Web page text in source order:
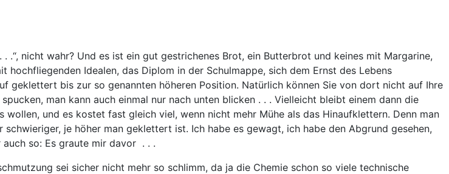
.“, nicht wahr? Und es ist ein gut gestrichenes Brot, ein Butterbrot und keines mit Margarine,
Idealen, das Diplom in der Schulmappe, sich dem Ernst des Lebens
geklettert bis zur so genannten höheren Position. Natürlich können Sie von dort nicht auf Ihre
man kann auch einmal nur nach unten blicken . . . Vielleicht bleibt einem dann die
und es kostet fast gleich viel, wenn nicht mehr Mühe als das Hinaufklettern. Denn man
je höher man geklettert ist. Ich habe es gewagt, ich habe den Abgrund gesehen,
so: Es graute mir davor . . .
sei sicher nicht mehr so schlimm, da ja die Chemie schon so viele technische